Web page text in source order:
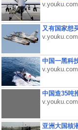
v.youku.com
又有国家想
v.youku.com
中国一黑科
v.youku.com
中国造35吨
v.youku.com
亚洲大国核